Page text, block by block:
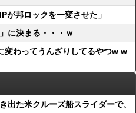
が邦ロックを一変させた」
に決まる・・・ｗ
変わってうんざりしてるやつw w
出た米クルーズ船スライダーで、